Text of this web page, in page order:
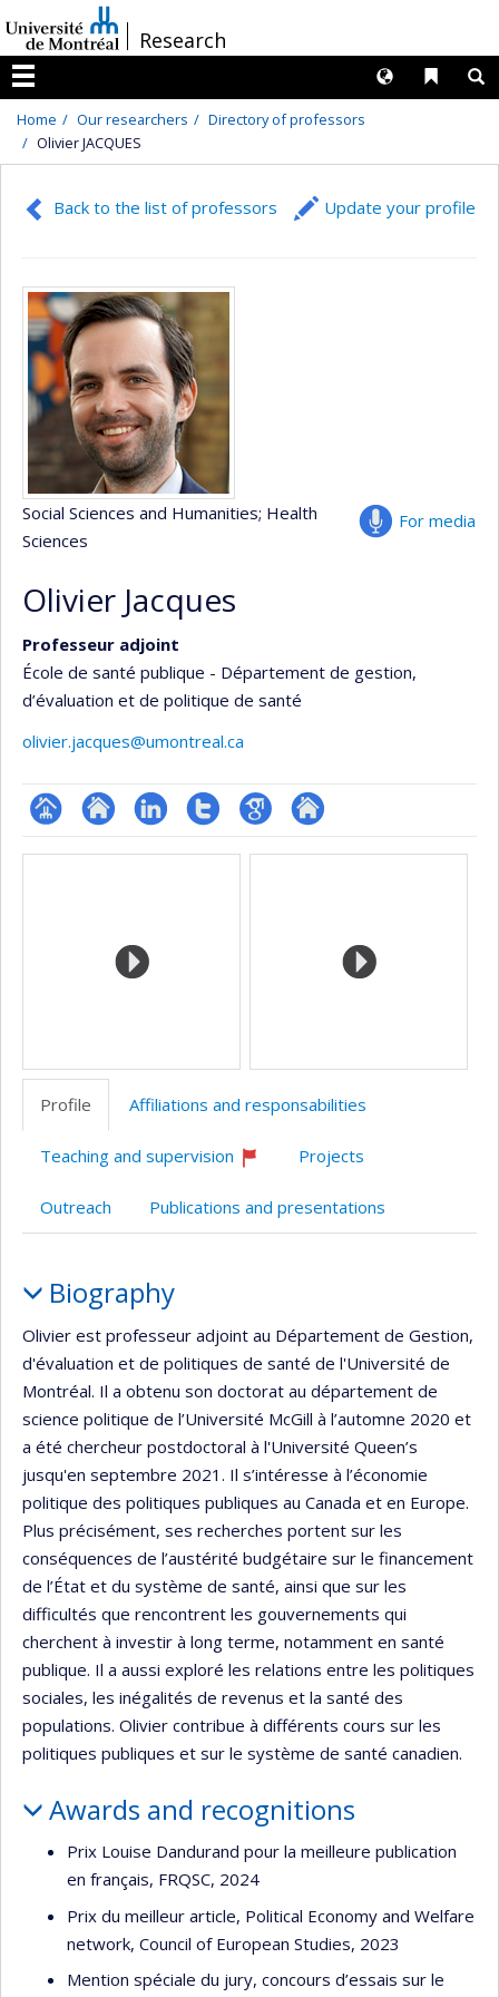
au
contenu
/Research
Menu
Liens
Langues
Home Our researchers
Directory of professors
Olivier JACQUES
Back to the list of professors Update your profile
For media
Social Sciences and Humanities; Health
Sciences
Olivier Jacques
Professeur adjoint
École de santé publique - Département de gestion,
d’évaluation et de politique de santé
olivier.jacques@umontreal.ca
Page Site
recherche
LinkedInCompteGoogleAutre
Media
Profile Affiliations and responsabilities
Teaching and supervision
recruiting
Projects
Outreach Publications and presentations
Biography
Olivier est professeur adjoint au Département de Gestion,
d'évaluation et de politiques de santé de l'Université de
Montréal. Il a obtenu son doctorat au département de
science politique de l’Université McGill à l’automne 2020 et
a été chercheur postdoctoral à l'Université Queen’s
jusqu'en septembre 2021. Il s’intéresse à l’économie
politique des politiques publiques au Canada et en Europe.
Plus précisément, ses recherches portent sur les
conséquences de l’austérité budgétaire sur le financement
de l’État et du système de santé, ainsi que sur les
difficultés que rencontrent les gouvernements qui
cherchent à investir à long terme, notamment en santé
publique. Il a aussi exploré les relations entre les politiques
sociales, les inégalités de revenus et la santé des
populations. Olivier contribue à différents cours sur les
politiques publiques et sur le système de santé canadien.
Awards and recognitions
Prix Louise Dandurand pour la meilleure publication
en français, FRQSC, 2024
Prix du meilleur article, Political Economy and Welfare
network, Council of European Studies, 2023
Mention spéciale du jury, concours d’essais sur le